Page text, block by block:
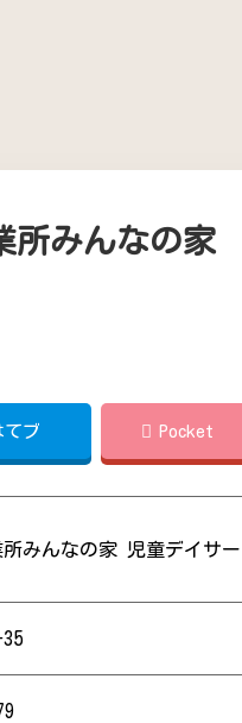
所みんなの
てブ Pocket
みんなの家 児童デイサ